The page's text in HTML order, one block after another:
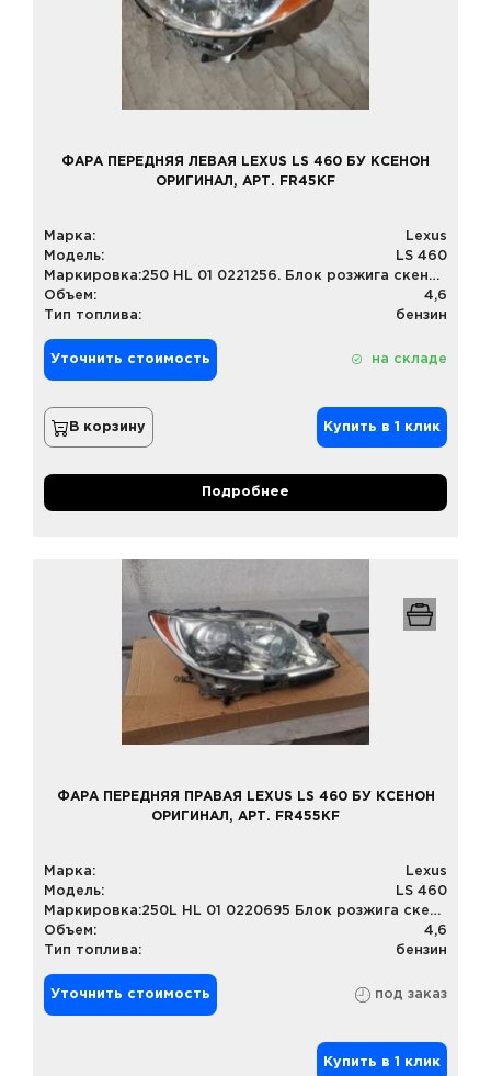
ФАРА ПЕРЕДНЯЯ ЛЕВАЯ LEXUS LS 460 БУ КСЕНОН
ОРИГИНАЛ, АРТ. FR45KF
Марка:
Lexus
Модель:
LS 460
Маркировка:
250 HL 01 0221256. Блок розжига скенона: 85967-52020
Объем:
4,6
Тип топлива:
бензин
Уточнить стоимость на складе
В корзину Купить в 1 клик
Подробнее
ФАРА ПЕРЕДНЯЯ ПРАВАЯ LEXUS LS 460 БУ КСЕНОН
ОРИГИНАЛ, АРТ. FR455KF
Марка:
Lexus
Модель:
LS 460
Маркировка:
250L HL 01 0220695 Блок розжига скенона: 85967-52020
Объем:
4,6
Тип топлива:
бензин
Уточнить стоимость под заказ
Купить в 1 клик